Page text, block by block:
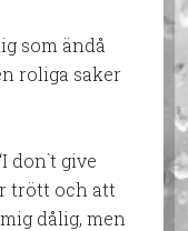
som ändå
roliga saker
don`t give
trött och att
dålig, men